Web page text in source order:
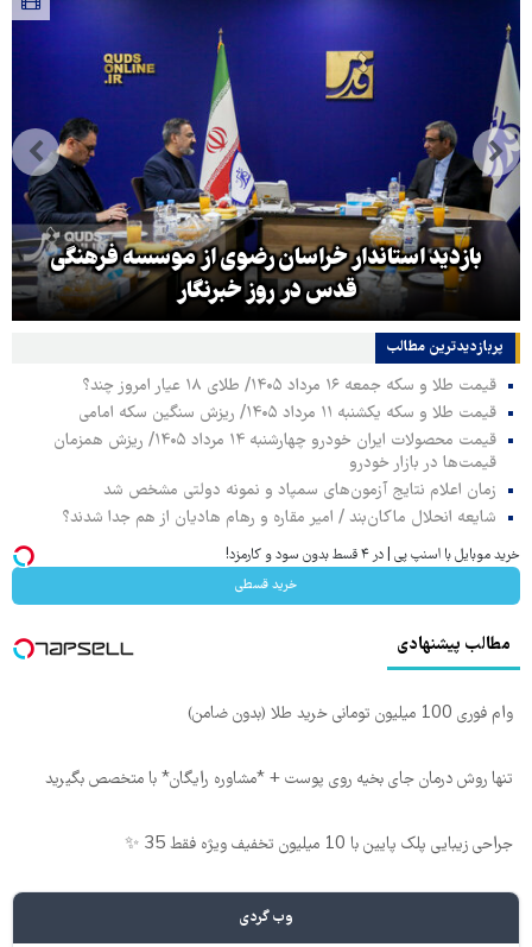
بازدید استاندار خراسان رضوی از موسسه فرهنگی
قدس در روز خبرنگار
پربازدیدترین‌ مطالب
قیمت طلا و سکه جمعه ۱۶ مرداد ۱۴۰۵/ طلای ۱۸ عیار امروز چند؟
قیمت طلا و سکه یکشنبه ۱۱ مرداد ۱۴۰۵/ ریزش سنگین سکه امامی
قیمت محصولات ایران خودرو چهارشنبه ۱۴ مرداد ۱۴۰۵/ ریزش همزمان
قیمت‌ها در بازار خودرو
زمان اعلام نتایج آزمون‌های سمپاد و نمونه دولتی مشخص شد
شایعه انحلال ماکان‌بند / امیر مقاره و رهام هادیان از هم جدا شدند؟
خرید موبایل با اسنپ پی | در ۴ قسط بدون سود و کارمزد!
خرید قسطی
مطالب پیشنهادی
وام فوری 100 میلیون تومانی خرید طلا (بدون ضامن)
تنها روش درمان جای بخیه روی پوست + *مشاوره رایگان* با متخصص بگیرید
جراحی زیبایی پلک پایین با 10 میلیون تخفیف ویژه فقط 35 ✨
وب گردی